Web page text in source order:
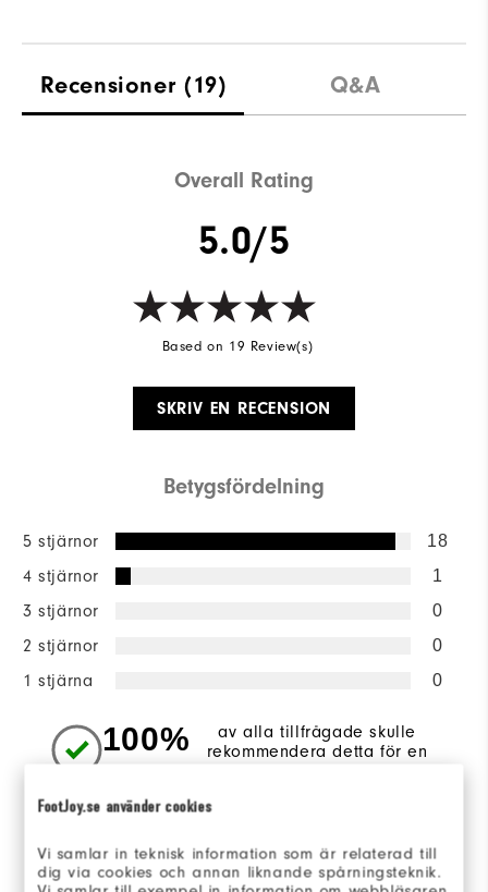
FootJoy.se använder cookies
Vi samlar in teknisk information som är relaterad till
dig via cookies och annan liknande spårningsteknik.
Recensioner (19) Q&A
Overall Rating
5.0/5
Based on 19 Review(s)
SKRIV EN RECENSION
Betygsfördelning
5 stjärnor 18
4 stjärnor 1
3 stjärnor 0
2 stjärnor 0
1 stjärna 0
100%
av alla tillfrågade skulle
rekommendera detta för en
View All